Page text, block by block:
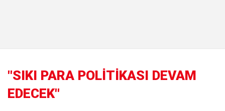
"SIKI PARA POLİTİKASI DEVAM
EDECEK"